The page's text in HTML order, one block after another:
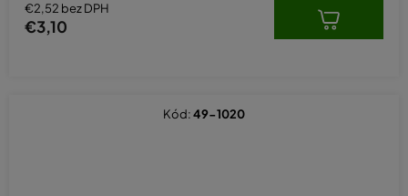
€2,52 bez DPH
€3,10
Kód:49-1020